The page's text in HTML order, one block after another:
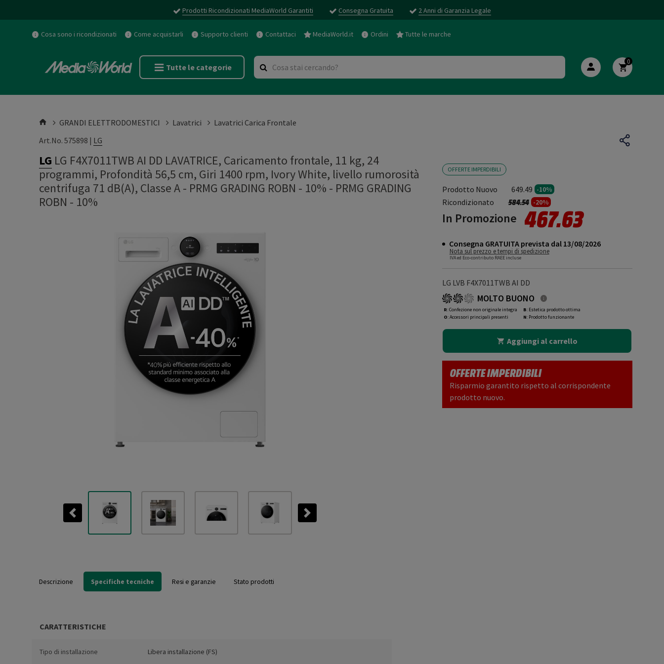
Prodotti Ricondizionati MediaWorld Garantiti Consegna Gratuita 2 Anni di Garanzia Legale
Cosa sono i ricondizionati Come acquistarli Supporto clienti Contattaci MediaWorld.it Ordini Tutte le marche
Tutte le categorie
0
GRANDI ELETTRODOMESTICI Lavatrici
Lavatrici Carica Frontale
Art.No. 575898 | LG
LG LG F4X7011TWB AI DD LAVATRICE, Caricamento frontale, 11 kg, 24
programmi, Profondità 56,5 cm, Giri 1400 rpm, Ivory White, livello rumorosità
centrifuga 71 dB(A), Classe A - PRMG GRADING ROBN - 10% - PRMG GRADING
ROBN - 10%
Previous Next
OFFERTE IMPERDIBILI
Prodotto Nuovo 649.49 -10%
Ricondizionato Prezzo ridotto da
584.54a-20%
In Promozione 467.63
Consegna GRATUITA prevista dal 13/08/2026
Nota sul prezzo e tempi di spedizione
IVA ed Eco-contributo RAEE incluse
LG LVB F4X7011TWB AI DD
MOLTO BUONO
R: Confezione non originale integra
O: Accessori principali presenti
B: Estetica prodotto ottima
N: Prodotto funzionante
Aggiungi al carrello
OFFERTE IMPERDIBILI
Risparmio garantito rispetto al corrispondente
prodotto nuovo.
Descrizione Specifiche tecniche Resi e garanzie Stato prodotti
CARATTERISTICHE
Tipo di installazione Libera installazione (FS)